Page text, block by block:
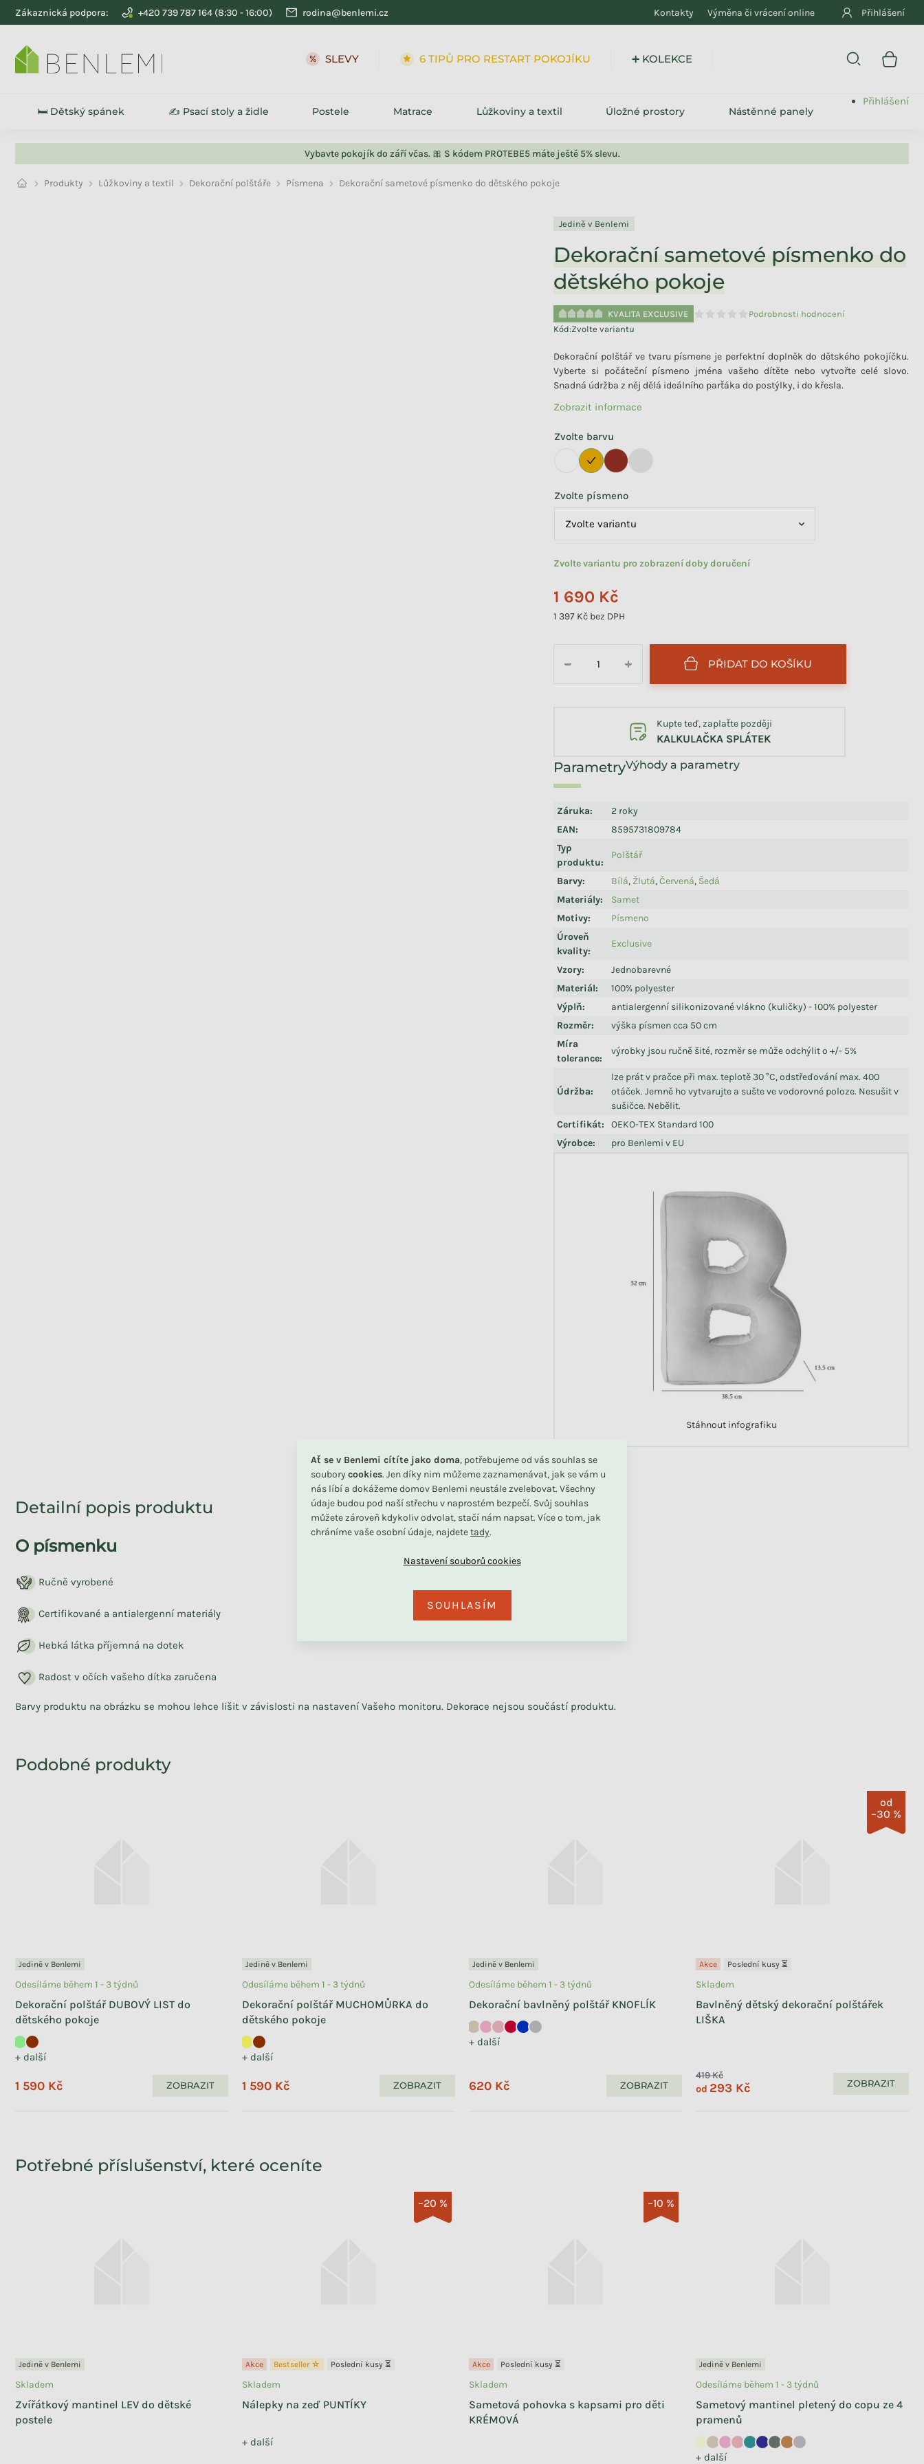
Ať se v Benlemi cítíte jako doma, potřebujeme od vás souhlas se
soubory cookies. Jen díky nim můžeme zaznamenávat, jak se vám u
nás líbí a dokážeme domov Benlemi neustále zvelebovat. Všechny
údaje budou pod naší střechu v naprostém bezpečí. Svůj souhlas
můžete zároveň kdykoliv odvolat, stačí nám napsat. Více o tom, jak
chráníme vaše osobní údaje, najdetetady.
SOUHLASÍM
Přejít na obsah
Vybavte pokojík do září včas. 🎀 S kódem PROTEBE5 máte ještě 5% slevu.
Zákaznická podpora: +420 739 787 164 rodina@benlemi.cz Kontakty Výměna či vrácení online Přihlášení
SLEVY 6 TIPŮ PRO RESTART POKOJÍKU ➕ KOLEKCE
🛏️ Dětský spánek ✍️ Psací stoly a židle Postele Matrace Lůžkoviny a textil Úložné prostory Nástěnné panely
Přihlášení
Produkty Lůžkoviny a textil Dekorační polštáře Písmena Dekorační sametové písmenko do dětského pokoje
Jedině v Benlemi
Dekorační sametové písmenko do
dětského pokoje
KVALITA EXCLUSIVE
Průměrné hodnocení produktu je 0,0 z 5
Podrobnosti hodnocení
Kód:Zvolte variantu
1 690 Kč
1 397 Kč bez DPH
Zvolte variantu pro zobrazení doby doručení
Zvolte barvu
Zvolte písmeno
+
− PŘIDAT DO KOŠÍKU
Výhody a parametry
Záruka:
2 roky
EAN:
8595731809784
Typ
produktu:
Polštář
Barvy: Bílá, Žlutá,Červená, Šedá
Materiály:
Samet
Motivy:
Písmeno
Úroveň
kvality:
Exclusive
Vzory:
Jednobarevné
Materiál:
100% polyester
Výplň:
antialergenní silikonizované vlákno (kuličky) - 100% polyester
Rozměr:
výška písmen cca 50 cm
Míra
tolerance:
výrobky jsou ručně šité, rozměr se může odchýlit o +/- 5%
Údržba:
lze prát v pračce při max. teplotě 30 °C, odstřeďování max. 400
otáček. Jemně ho vytvarujte a sušte ve vodorovné poloze. Nesušit v
sušičce. Nebělit.
Certifikát:
OEKO-TEX Standard 100
Výrobce: pro Benlemi v EU
Stáhnout infografiku
Kupte teď, zaplaťte později
KALKULAČKA SPLÁTEK
Dekorační polštář ve tvaru písmene je perfektní doplněk do dětského pokojíčku.
Vyberte si počáteční písmeno jména vašeho dítěte nebo vytvořte celé slovo.
Snadná údržba z něj dělá ideálního parťáka do postýlky, i do křesla.
Zobrazit informace
Detailní popis produktu
O písmenku
Ručně vyrobené
Certifikované a antialergenní materiály
Hebká látka příjemná na dotek
Radost v očích vašeho dítka zaručena
Barvy produktu na obrázku se mohou lehce lišit v závislosti na nastavení Vašeho monitoru. Dekorace nejsou součástí produktu.
Jedině v Benlemi
Dekorační polštář DUBOVÝ LIST do
dětského pokoje
+ další
Odesíláme během 1 - 3 týdnů
1 590 Kč ZOBRAZIT
Jedině v Benlemi
Dekorační polštář MUCHOMŮRKA do
dětského pokoje
+ další
Odesíláme během 1 - 3 týdnů
1 590 Kč ZOBRAZIT
Jedině v Benlemi
Dekorační bavlněný polštář KNOFLÍK
+ další
Odesíláme během 1 - 3 týdnů
620 Kč ZOBRAZIT
od
–30 %
Akce Poslední kusy ⏳
Bavlněný dětský dekorační polštářek
LIŠKA
Skladem
419 Kč
od 293 Kč ZOBRAZIT
Potřebné příslušenství, které oceníte
Jedině v Benlemi
Zvířátkový mantinel LEV do dětské
postele
Skladem
–20 %
Akce Bestseller ☆ Poslední kusy ⏳
Nálepky na zeď PUNTÍKY
+ další
Skladem
–10 %
Akce Poslední kusy ⏳
Sametová pohovka s kapsami pro děti
KRÉMOVÁ
Skladem
Jedině v Benlemi
Sametový mantinel pletený do copu ze 4
pramenů
+ další
Odesíláme během 1 - 3 týdnů
PŘEJÍT DO KOŠÍKU
Související produkty
dětské postele
Skladem
+ další